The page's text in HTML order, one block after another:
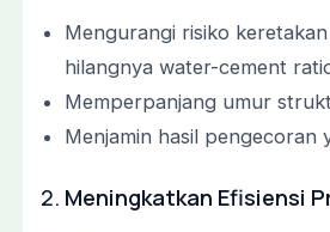
Mengurangi risiko
hilangnya water-cement
Memperpanjang umur
Menjamin hasil pengecoran
2. Meningkatkan Efisiensi